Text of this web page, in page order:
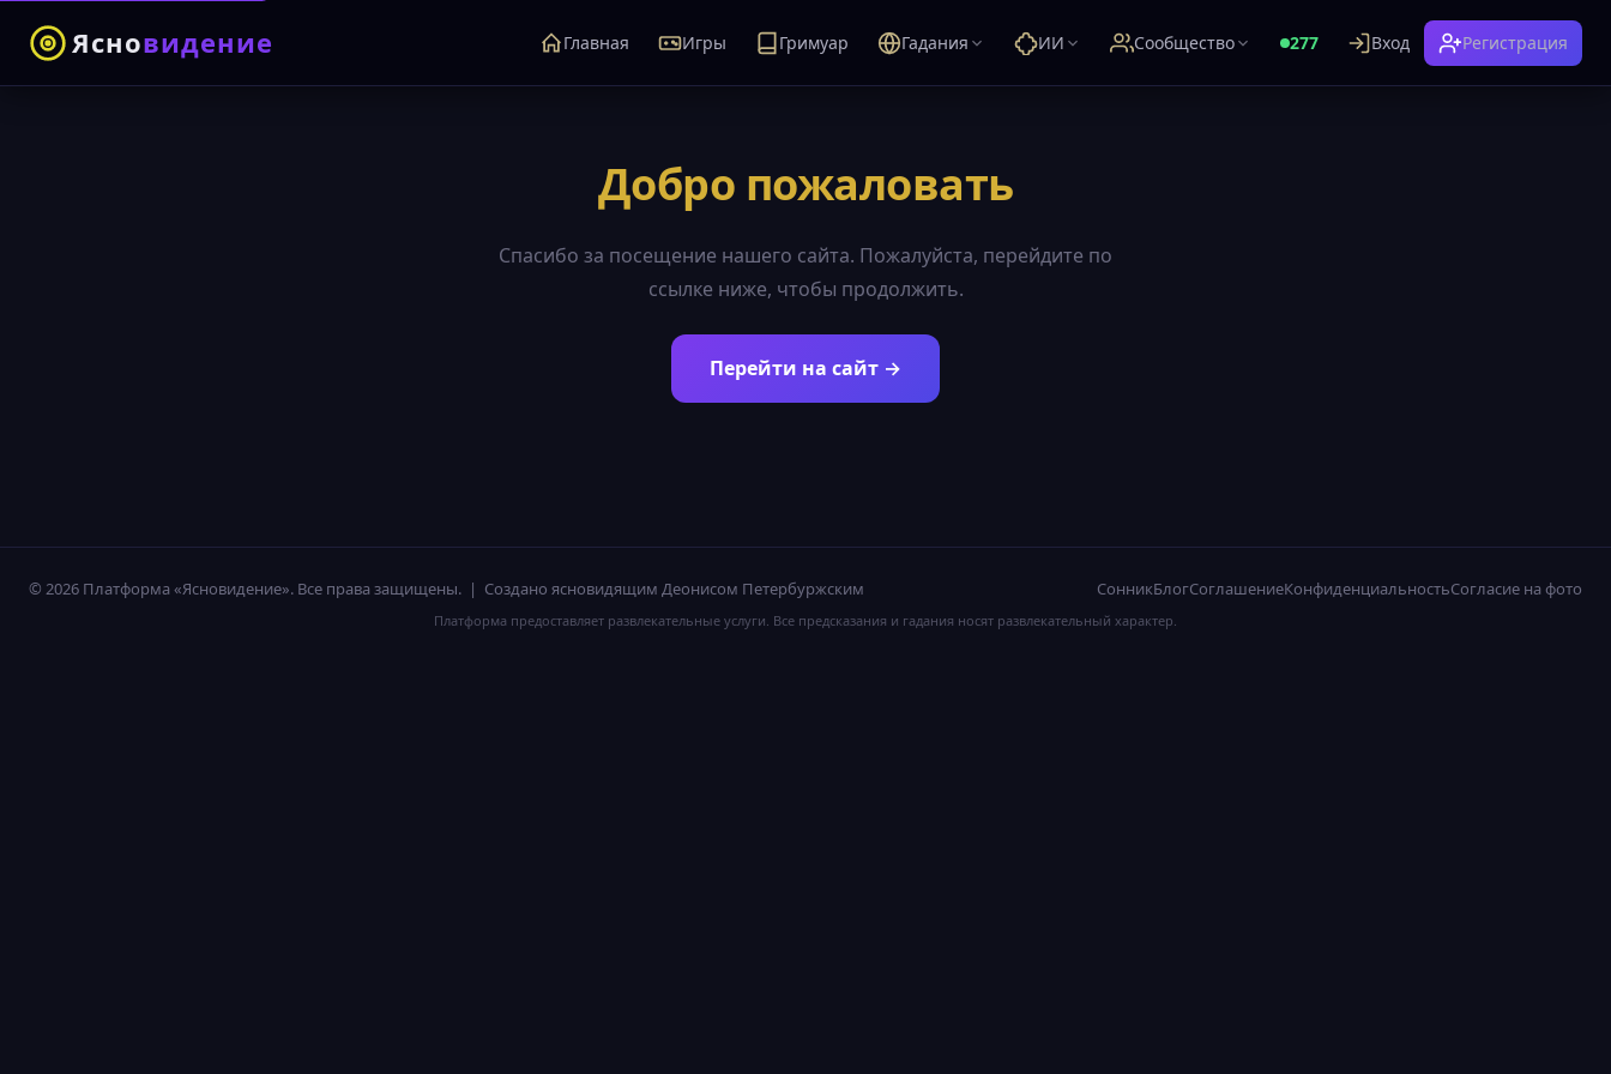
Ясновидение Главная Игры Гримуар Гадания ИИ Сообщество 277 Вход Регистрация
Добро пожаловать
Спасибо за посещение нашего сайта. Пожалуйста, перейдите по
ссылке ниже, чтобы продолжить.
Перейти на сайт →
© 2026 Платформа «Ясновидение». Все права защищены. | Создано ясновидящим Деонисом Петербуржским СонникБлогСоглашениеКонфиденциальностьСогласие на фото
Платформа предоставляет развлекательные услуги. Все предсказания и гадания носят развлекательный характер.